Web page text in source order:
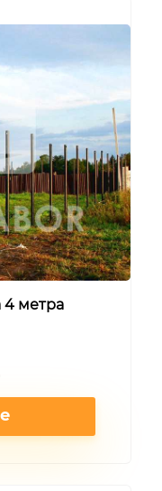
4 метра